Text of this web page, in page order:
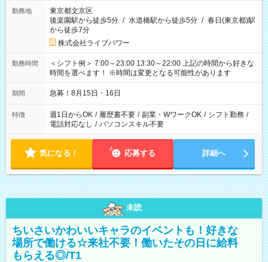
勤務地
東京都文京区
後楽園駅から徒歩5分 / 水道橋駅から徒歩5分 / 春日(東京都)駅
から徒歩7分
株式会社ライブパワー
勤務時間
＜シフト例＞ 7:00～23:00 13:30～22:00 上記の時間から好きな
時間を選べます！ ※時間は変更となる可能性があります
期間 急募！8月15日・16日
特徴 週1日からOK / 履歴書不要 / 副業・WワークOK / シフト勤務 /
電話対応なし / パソコンスキル不要
気になる！ 応募する 詳細へ
未読
ちいさいかわいいキャラのイベントも！好きな
場所で働ける☆来社不要！働いたその日に給料
もらえる◎/T1